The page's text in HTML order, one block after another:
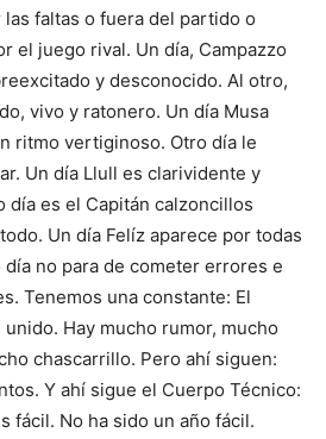
las faltas o fuera del partido o
el juego rival. Un día, Campazzo
y desconocido. Al otro,
vivo y ratonero. Un día Musa
ritmo vertiginoso. Otro día le
Un día Llull es clarividente y
día es el Capitán calzoncillos
Un día Felíz aparece por todas
día no para de cometer errores e
Tenemos una constante: El
Hay mucho rumor, mucho
chascarrillo. Pero ahí siguen:
Y ahí sigue el Cuerpo Técnico:
fácil. No ha sido un año fácil.